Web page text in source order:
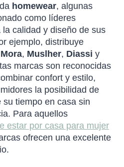
homewear, algunas
como líderes
calidad y diseño de sus
ejemplo, distribuye
, Muslher, Diassi y
marcas son reconocidas
confort y estilo,
la posibilidad de
tiempo en casa sin
Para aquellos
estar por casa para mujer
ofrecen una excelente